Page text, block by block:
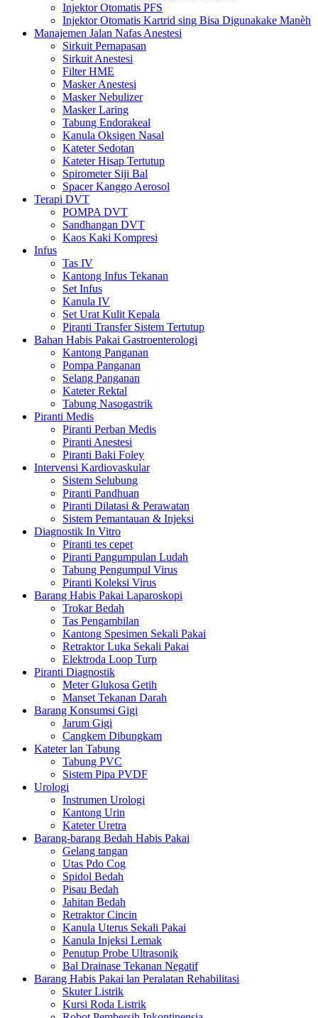
Injektor Otomatis PFS
Injektor Otomatis Kartrid sing Bisa Digunakake Manèh
Manajemen Jalan Nafas Anestesi
Sirkuit Pernapasan
Sirkuit Anestesi
Filter HME
Masker Anestesi
Masker Nebulizer
Masker Laring
Tabung Endorakeal
Kanula Oksigen Nasal
Kateter Sedotan
Kateter Hisap Tertutup
Spirometer Siji Bal
Spacer Kanggo Aerosol
Terapi DVT
POMPA DVT
Sandhangan DVT
Kaos Kaki Kompresi
Infus
Tas IV
Kantong Infus Tekanan
Set Infus
Kanula IV
Set Urat Kulit Kepala
Piranti Transfer Sistem Tertutup
Bahan Habis Pakai Gastroenterologi
Kantong Panganan
Pompa Panganan
Selang Panganan
Kateter Rektal
Tabung Nasogastrik
Piranti Medis
Piranti Perban Medis
Piranti Anestesi
Piranti Baki Foley
Intervensi Kardiovaskular
Sistem Selubung
Piranti Pandhuan
Piranti Dilatasi & Perawatan
Sistem Pemantauan & Injeksi
Diagnostik In Vitro
Piranti tes cepet
Piranti Pangumpulan Ludah
Tabung Pengumpul Virus
Piranti Koleksi Virus
Barang Habis Pakai Laparoskopi
Trokar Bedah
Tas Pengambilan
Kantong Spesimen Sekali Pakai
Retraktor Luka Sekali Pakai
Elektroda Loop Turp
Piranti Diagnostik
Meter Glukosa Getih
Manset Tekanan Darah
Barang Konsumsi Gigi
Jarum Gigi
Cangkem Dibungkam
Kateter lan Tabung
Tabung PVC
Sistem Pipa PVDF
Urologi
Instrumen Urologi
Kantong Urin
Kateter Uretra
Barang-barang Bedah Habis Pakai
Gelang tangan
Utas Pdo Cog
Spidol Bedah
Pisau Bedah
Jahitan Bedah
Retraktor Cincin
Kanula Uterus Sekali Pakai
Kanula Injeksi Lemak
Penutup Probe Ultrasonik
Bal Drainase Tekanan Negatif
Barang Habis Pakai lan Peralatan Rehabilitasi
Skuter Listrik
Kursi Roda Listrik